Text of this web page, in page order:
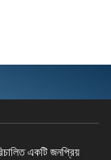
একটি জনপ্রিয়